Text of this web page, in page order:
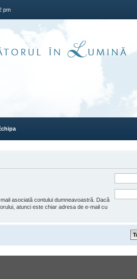
pm
asociată contului dumneavoastră. Dacă
atunci este chiar adresa de e-mail cu